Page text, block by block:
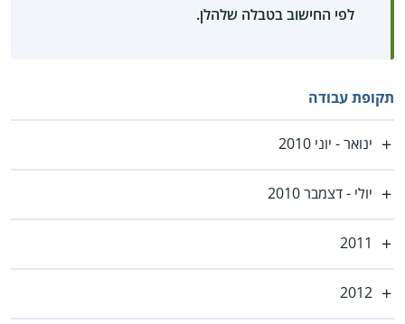
לפי החישוב בטבלה שלהלן.
תקופת עבודה
ינואר - יוני 2010
יולי - דצמבר 2010
2011
2012